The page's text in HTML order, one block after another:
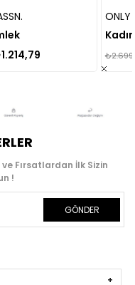
ONLY
₺1.754,00
₺2.699,00
Fırsatlardan İlk Sizin
!
GÖNDER